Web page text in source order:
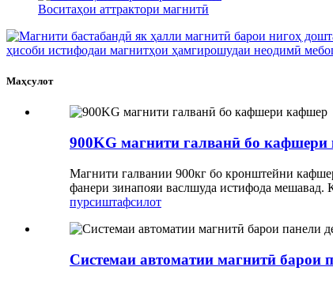
Воситаҳои аттрактори магнитӣ
Маҳсулот
900KG магнити галванӣ бо
Магнити галвании 900кг бо кронштейни
фанери зинапояи васлшуда истифода
пурсиштафсилот
Системаи автоматии магнитӣ барои